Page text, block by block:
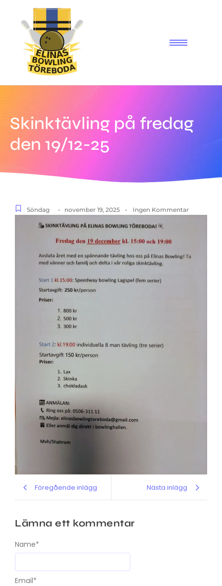
Skinktävling på fredag
den 19/12-25
Söndag - november 19, 2025 - Ingen Kommentar
Föregående inlägg Nästa inlägg
Lämna ett kommentar
Name*
Email*